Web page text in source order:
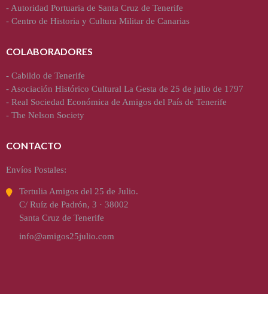
- Autoridad Portuaria de Santa Cruz de Tenerife
- Centro de Historia y Cultura Militar de Canarias
COLABORADORES
- Cabildo de Tenerife
- Asociación Histórico Cultural La Gesta de 25 de julio de 1797
- Real Sociedad Económica de Amigos del País de Tenerife
- The Nelson Society
CONTACTO
Envíos Postales:
Tertulia Amigos del 25 de Julio.
C/ Ruíz de Padrón, 3 · 38002
Santa Cruz de Tenerife
info@amigos25julio.com